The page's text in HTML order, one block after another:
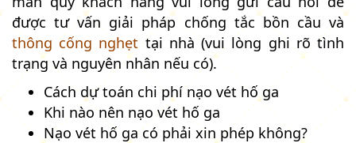
được tư vấn giải pháp chống tắc bồn cầu và
thông cống nghẹt tại nhà (vui lòng ghi rõ tình
trạng và nguyên nhân nếu có).
Cách dự toán chi phí nạo vét hố ga
Khi nào nên nạo vét hố ga
Nạo vét hố ga có phải xin phép không?